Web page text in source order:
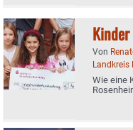
Von
Landkreis
Wie eine